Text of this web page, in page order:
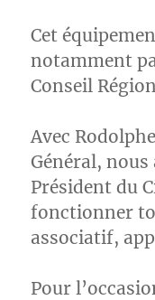
Cet
notamment
Conseil
Avec
Général,
Président du
fonctionner
associatif,
Pour